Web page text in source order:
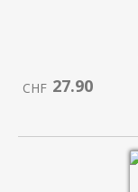
CHF 27.90